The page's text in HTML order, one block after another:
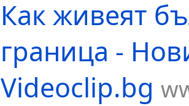
Как живеят
граница -
Videoclip.bg